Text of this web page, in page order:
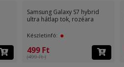
Samsung Galaxy S7 hybrid
ultra hátlap tok, rozéara
Készletinfó:
499 Ft
(499 Ft )